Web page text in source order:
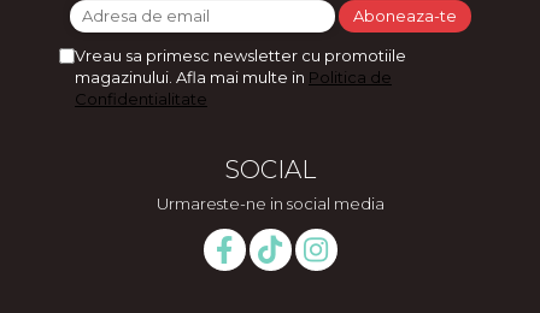
Vreau sa primesc newsletter cu promotiile
magazinului. Afla mai multe in Politica de
Confidentialitate
SOCIAL
Urmareste-ne in social media